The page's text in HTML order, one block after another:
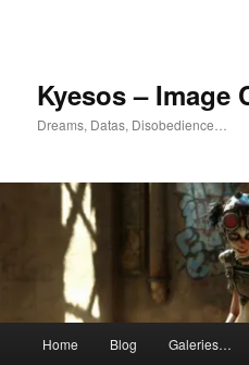
Kyesos – Image
Dreams, Datas, Disobedience…
principal
Home Blog Galeries…